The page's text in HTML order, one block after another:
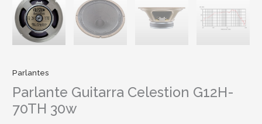
Parlantes
Parlante Guitarra Celestion G12H-
70TH 30w